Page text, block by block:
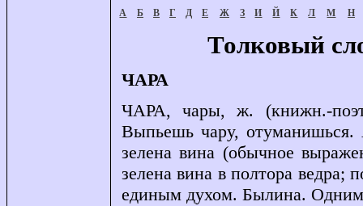
А Б В Г Д Е Ж З И Й К Л М Н
Толковый
ЧАРА
ЧАРА, чары, ж. (книжн.-
Выпьешь чару,
зелена вина (обычное
зелена вина в полтора ведра;
единым духом. Былина. Одним